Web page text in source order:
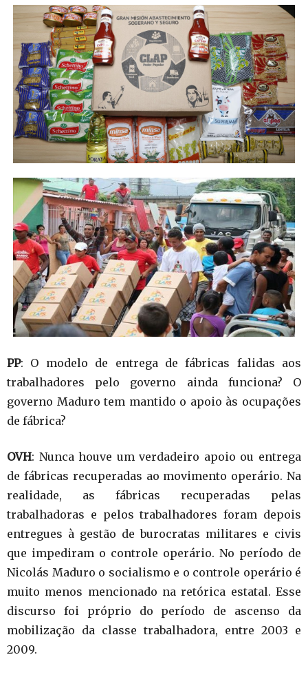
PP: O modelo de entrega de fábricas falidas aos
trabalhadores pelo governo ainda funciona? O
governo Maduro tem mantido o apoio às ocupações
de fábrica?
OVH: Nunca houve um verdadeiro apoio ou entrega
de fábricas recuperadas ao movimento operário. Na
realidade, as fábricas recuperadas pelas
trabalhadoras e pelos trabalhadores foram depois
entregues à gestão de burocratas militares e civis
que impediram o controle operário. No período de
Nicolás Maduro o socialismo e o controle operário é
muito menos mencionado na retórica estatal. Esse
discurso foi próprio do período de ascenso da
mobilização da classe trabalhadora, entre 2003 e
2009.